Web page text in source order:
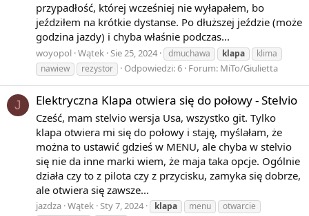
przypadłość, której wcześniej nie wyłapałem, bo
jeździłem na krótkie dystanse. Po dłuższej jeździe (może
godzina jazdy) i chyba właśnie podczas...
woyopol Wątek Sie 25, 2024 dmuchawa klapa
klima
nawiew
rezystor Odpowiedzi: 6 Forum: MiTo/Giulietta
J Elektryczna Klapa otwiera się do połowy - Stelvio
Cześć, mam stelvio wersja Usa, wszystko git. Tylko
klapa otwiera mi się do połowy i staję, myślałam, że
można to ustawić gdzieś w MENU, ale chyba w stelvio
się nie da inne marki wiem, że maja taka opcje. Ogólnie
działa czy to z pilota czy z przycisku, zamyka się dobrze,
ale otwiera się zawsze...
jazdza Wątek Sty 7, 2024 klapa menu
otwarcie